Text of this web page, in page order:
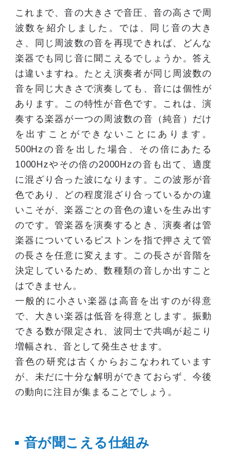
これまで、音の大きさで音圧、音の高さで周
波数を紹介しました。では、同じ音の大き
さ、同じ周波数の音を再現できれば、どんな
楽器でも同じ音に聞こえるでしょうか。答え
は違いますね。たとえ演奏者が同じ周波数の
音を同じ大きさで演奏しても、音には個性が
あります。この特性が音色です。これは、演
奏する楽器が一つの周波数の音（純音）だけ
を出すことができないことにあります。
500Hzの音を出した場合、その倍にあたる
1000Hzやその倍の2000Hzの音も出て、適度
に混ざり合った波になります。この波形が音
色であり、どの程度混ざり合っているかの違
いこそが、楽器ごとの音色の違いを生み出す
のです。管楽器を演奏するとき、演奏者は管
楽器についているピストンを指で押さえて管
の長さを任意に変えます。この長さが音階を
決定しているため、数種類の音しか出すこと
はできません。
一般的に小さい楽器は高音を出すのが得意
で、大きい楽器は低音を得意とします。振動
できる数が限定され、波同士で共鳴が起こり
増幅され、音として発生させます。
音色の研究は古くからおこなわれています
が、未だに十分な解明ができておらず、今後
の動向に注目が集まることでしょう。
音が聞こえる仕組み